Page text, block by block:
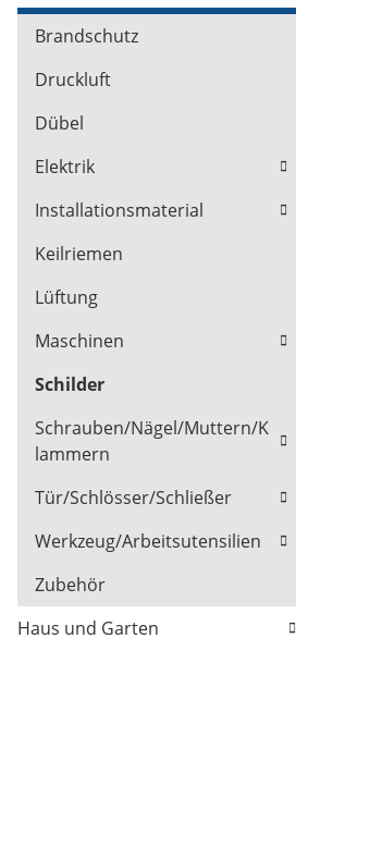
Brandschutz
Druckluft
Dübel
Elektrik
Installationsmaterial
Keilriemen
Lüftung
Maschinen
Schilder
Schrauben/Nägel/Muttern/K
lammern
Tür/Schlösser/Schließer
Werkzeug/Arbeitsutensilien
Zubehör
Haus und Garten